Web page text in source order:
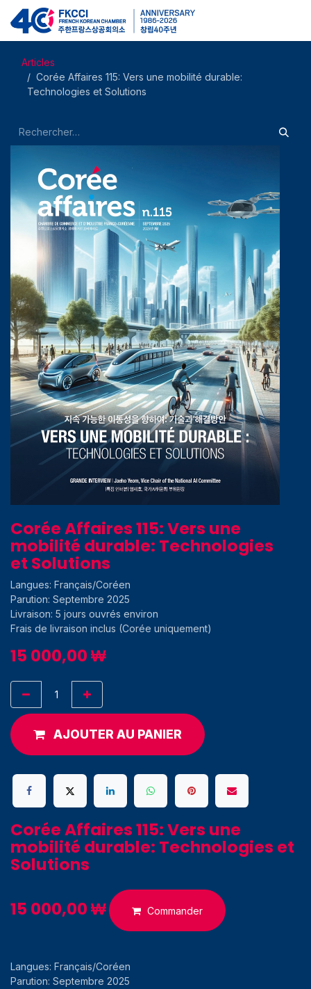
Se rendre au contenu
Articles
Corée Affaires 115: Vers une mobilité durable:
Technologies et Solutions
Corée Affaires 115: Vers une
mobilité durable: Technologies
et Solutions
Langues: Français/Coréen
Parution: Septembre 2025
Livraison: 5 jours ouvrés environ
Frais de livraison inclus (Corée uniquement)
15 000,00₩
AJOUTER AU PANIER
Corée Affaires 115: Vers une
mobilité durable: Technologies et
Solutions
15 000,00₩ Commander
Langues: Français/Coréen
Parution: Septembre 2025